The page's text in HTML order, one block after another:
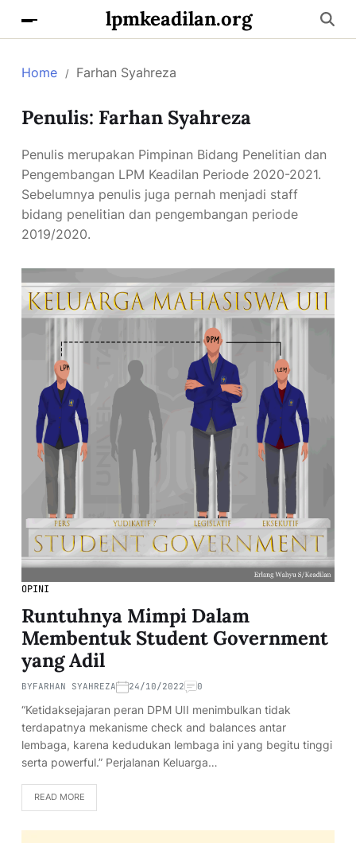
lpmkeadilan.org
Home Farhan Syahreza
Penulis: Farhan Syahreza
Penulis merupakan Pimpinan Bidang Penelitian dan
Pengembangan LPM Keadilan Periode 2020-2021.
Sebelumnya penulis juga pernah menjadi staff
bidang penelitian dan pengembangan periode
2019/2020.
OPINI
Runtuhnya Mimpi Dalam
Membentuk Student Government
yang Adil
BYFARHAN SYAHREZA 24/10/2022 0
“Ketidaksejajaran peran DPM UII menimbulkan tidak
terdapatnya mekanisme check and balances antar
lembaga, karena kedudukan lembaga ini yang begitu tinggi
serta powerful.” Perjalanan Keluarga…
READ MORE